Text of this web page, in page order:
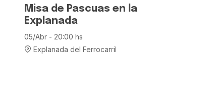
Misa de Pascuas en la
Explanada
05/Abr - 20:00 hs
Explanada del Ferrocarril